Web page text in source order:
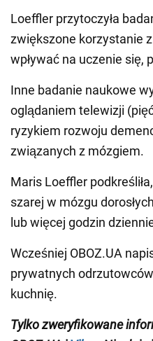
Loeffler przytoczyła
zwiększone korzystanie
wpływać na uczenie się,
Inne badanie naukowe
oglądaniem telewizji
ryzykiem rozwoju
związanych z mózgiem.
Maris Loeffler
szarej w mózgu
lub więcej godzin
Wcześniej OBOZ.UA
prywatnych
kuchnię.
Tylko zweryfikowane